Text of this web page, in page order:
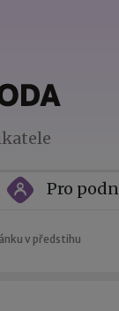
Pro
v předstihu